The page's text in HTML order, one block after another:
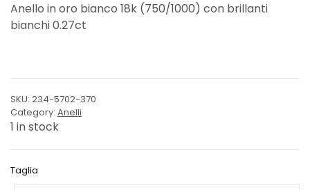
Anello in oro bianco 18k (750/1000) con brillanti
bianchi 0.27ct
SKU: 234-5702-370
Category: Anelli
1 in stock
Taglia